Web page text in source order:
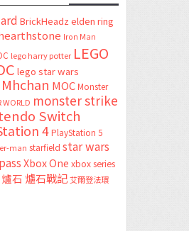
BrickHeadz elden ring
Iron Man
lego harry potter LEGO
lego star wars
Mhchan MOC Monster
WORLD monster strike
Switch
4 PlayStation 5
man starfield star wars
Xbox One xbox series
爐石 爐石戰記艾爾登法環